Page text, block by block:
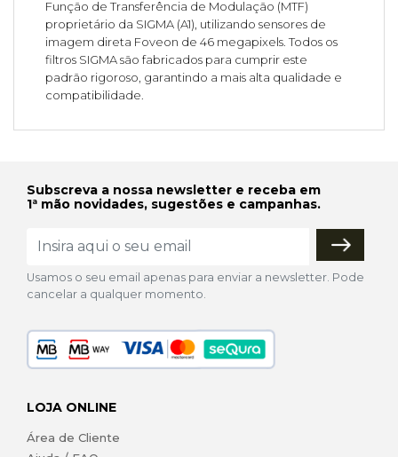
Função de Transferência de Modulação (MTF)
proprietário da SIGMA (A1), utilizando sensores de
imagem direta Foveon de 46 megapixels. Todos os
filtros SIGMA são fabricados para cumprir este
padrão rigoroso, garantindo a mais alta qualidade e
compatibilidade.
Subscreva a nossa newsletter e receba em
1ª mão novidades, sugestões e campanhas.
Usamos o seu email apenas para enviar a newsletter. Pode
cancelar a qualquer momento.
LOJA ONLINE
Área de Cliente